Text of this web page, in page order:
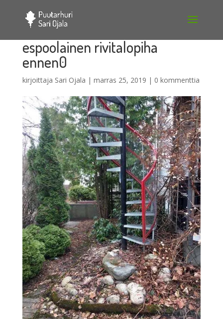
espoolainen rivitalopiha
ennen0
kirjoittaja Sari Ojala | marras 25, 2019 | 0 kommenttia